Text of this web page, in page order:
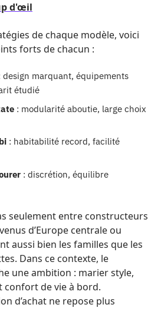
d'œil
de chaque modèle, voici
forts de chacun :
design marquant, équipements
étudié
: modularité aboutie, large choix
: habitabilité record, facilité
: discrétion, équilibre
seulement entre constructeurs
d’Europe centrale ou
aussi bien les familles que les
Dans ce contexte, le
une ambition : marier style,
confort de vie à bord.
d’achat ne repose plus